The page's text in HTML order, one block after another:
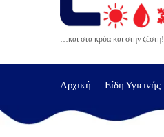
…και στα κρύα και στην ζέστη!
Αρχική Είδη Υγιεινής